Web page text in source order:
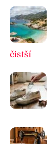
čistší